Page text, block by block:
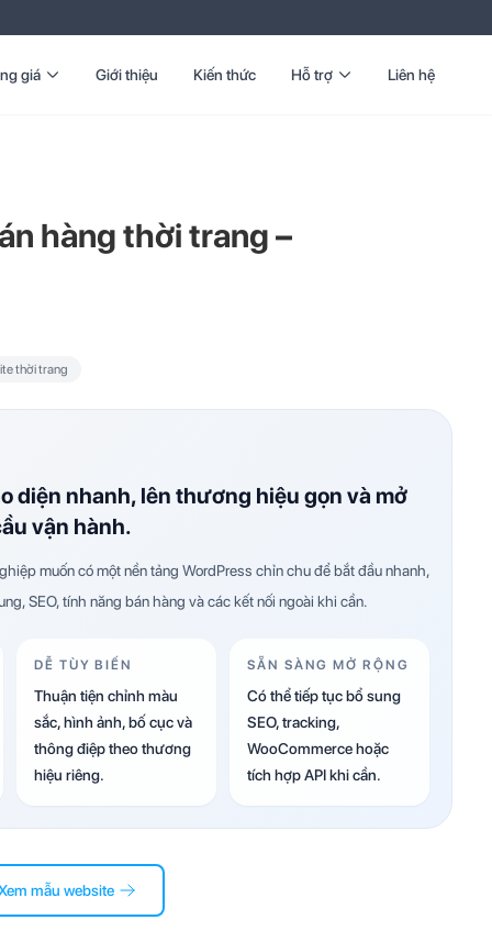
giá Giới thiệu Kiến thức Hỗ trợ Liên hệ
hàng thời trang –
thời trang
diện nhanh, lên thương hiệu gọn và mở
vận hành.
muốn có một nền tảng WordPress chỉn chu để bắt đầu nhanh,
SEO, tính năng bán hàng và các kết nối ngoài khi cần.
DỄ TÙY BIẾN
Thuận tiện chỉnh màu
sắc, hình ảnh, bố cục và
thông điệp theo thương
hiệu riêng.
SẴN SÀNG MỞ RỘNG
Có thể tiếp tục bổ sung
SEO, tracking,
WooCommerce hoặc
tích hợp API khi cần.
mẫu website